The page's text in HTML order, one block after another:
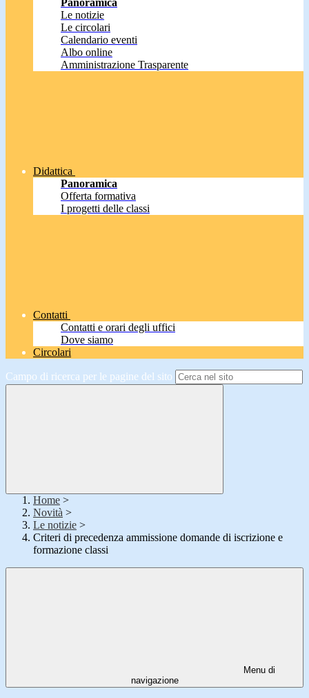
Panoramica
Le notizie
Le circolari
Calendario eventi
Albo online
Amministrazione Trasparente
Didattica
Panoramica
Offerta formativa
I progetti delle classi
Contatti
Contatti e orari degli uffici
Dove siamo
Circolari
Campo di ricerca per le pagine del sito
Home >
Novità >
Le notizie >
Criteri di precedenza ammissione domande di iscrizione e
formazione classi
Menu di
navigazione